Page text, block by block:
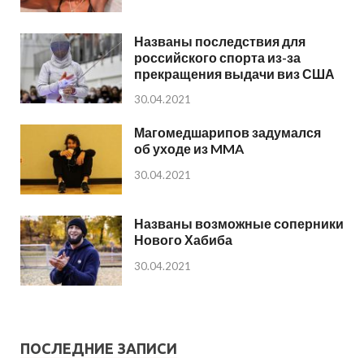
Названы последствия для
российского спорта из-за
прекращения выдачи виз США
30.04.2021
Магомедшарипов задумался
об уходе из MMA
30.04.2021
Названы возможные соперники
Нового Хабиба
30.04.2021
ПОСЛЕДНИЕ ЗАПИСИ